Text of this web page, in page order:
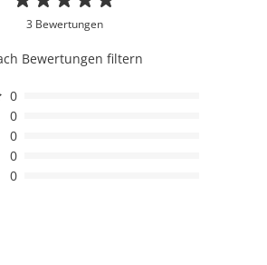
3 Bewertungen
Bewertungen filtern
0
0
0
0
0